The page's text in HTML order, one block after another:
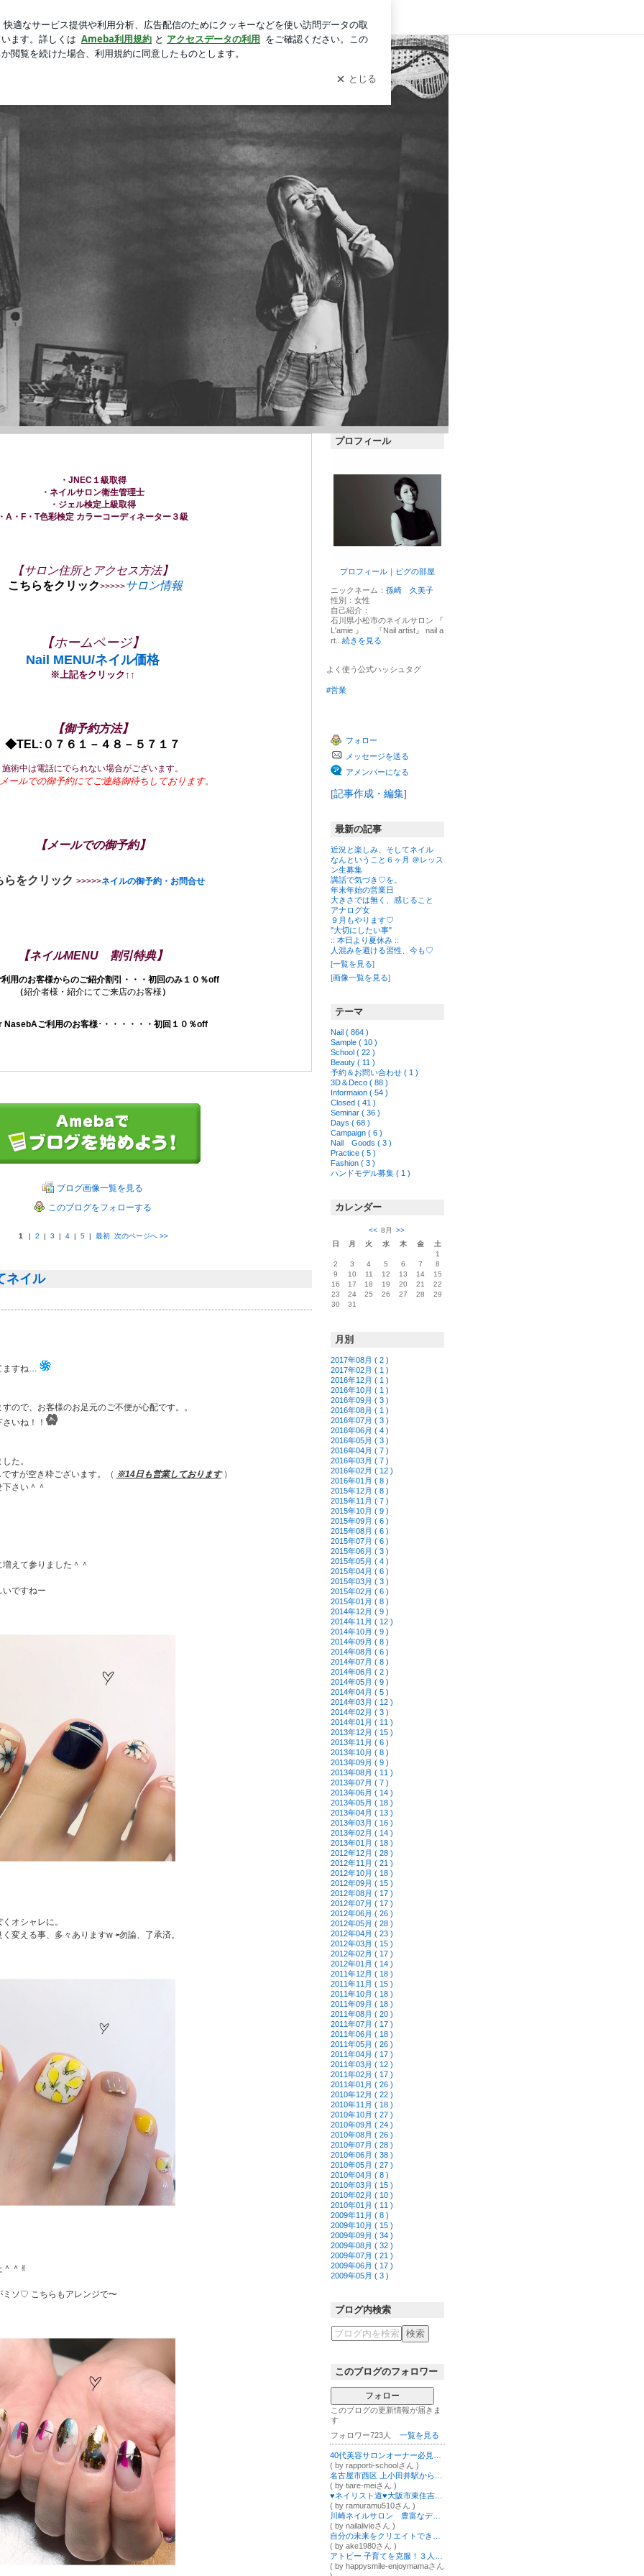
のコート
一部として提案するアーティスト。edgyでsensationalな作品で表現される世界観は、ミニマムでstylishな大人の
絶妙なアートセンスとバランシングを大切にして、石川県小松市にあるサロンにて発信中…
プロフィール
プロフィール ｜ ピグの部屋
ニックネーム： 孫崎 久美子
性別： 女性
自己紹介：
石川県小松市のネイルサロン 『
L'amie 』 『Nail artist』 nail a
rt... 続きを見る
よく使う公式ハッシュタグ
#営業
フォロー
メッセージを送る
アメンバーになる
[記事作成・編集]
最新の記事
近況と楽しみ、そしてネイル
なんということ６ヶ月 ＠レッス
ン生募集
講話で気づき♡を。
年末年始の営業日
大きさでは無く、感じること
アナログ女
９月もやります♡
"大切にしたい事"
:: 本日より夏休み ::
人混みを避ける習性、今も♡
[一覧を見る]
[画像一覧を見る]
テーマ
Nail ( 864 )
Sample ( 10 )
School ( 22 )
Beauty ( 11 )
予約＆お問い合わせ ( 1 )
3D＆Deco ( 88 )
Informaion ( 54 )
Closed ( 41 )
Seminar ( 36 )
Days ( 68 )
Campaign ( 6 )
Nail Goods ( 3 )
Practice ( 5 )
Fashion ( 3 )
ハンドモデル募集 ( 1 )
カレンダー
<< 8月
>>
日
月 火 水 木 金
土
1
2
3 4 5 6 7
8
9
10 11 12 13 14
15
16
17 18 19 20 21
22
23
24 25 26 27 28
29
30
31
月別
2017年08月 ( 2 )
2017年02月 ( 1 )
2016年12月 ( 1 )
2016年10月 ( 1 )
2016年09月 ( 3 )
2016年08月 ( 1 )
2016年07月 ( 3 )
2016年06月 ( 4 )
2016年05月 ( 3 )
2016年04月 ( 7 )
2016年03月 ( 7 )
2016年02月 ( 12 )
2016年01月 ( 8 )
2015年12月 ( 8 )
2015年11月 ( 7 )
2015年10月 ( 9 )
2015年09月 ( 6 )
2015年08月 ( 6 )
2015年07月 ( 6 )
2015年06月 ( 3 )
2015年05月 ( 4 )
2015年04月 ( 6 )
2015年03月 ( 3 )
2015年02月 ( 6 )
2015年01月 ( 8 )
2014年12月 ( 9 )
2014年11月 ( 12 )
2014年10月 ( 9 )
2014年09月 ( 8 )
2014年08月 ( 6 )
2014年07月 ( 8 )
2014年06月 ( 2 )
2014年05月 ( 9 )
2014年04月 ( 5 )
2014年03月 ( 12 )
2014年02月 ( 3 )
2014年01月 ( 11 )
2013年12月 ( 15 )
2013年11月 ( 6 )
2013年10月 ( 8 )
2013年09月 ( 9 )
2013年08月 ( 11 )
2013年07月 ( 7 )
2013年06月 ( 14 )
2013年05月 ( 18 )
2013年04月 ( 13 )
2013年03月 ( 16 )
2013年02月 ( 14 )
2013年01月 ( 18 )
2012年12月 ( 28 )
2012年11月 ( 21 )
2012年10月 ( 18 )
2012年09月 ( 15 )
2012年08月 ( 17 )
2012年07月 ( 17 )
2012年06月 ( 26 )
2012年05月 ( 28 )
2012年04月 ( 23 )
2012年03月 ( 15 )
2012年02月 ( 17 )
2012年01月 ( 14 )
2011年12月 ( 18 )
2011年11月 ( 15 )
2011年10月 ( 18 )
2011年09月 ( 18 )
2011年08月 ( 20 )
2011年07月 ( 17 )
2011年06月 ( 18 )
2011年05月 ( 26 )
2011年04月 ( 17 )
2011年03月 ( 12 )
2011年02月 ( 17 )
2011年01月 ( 26 )
2010年12月 ( 22 )
2010年11月 ( 18 )
2010年10月 ( 27 )
2010年09月 ( 24 )
2010年08月 ( 26 )
2010年07月 ( 28 )
2010年06月 ( 38 )
2010年05月 ( 27 )
2010年04月 ( 8 )
2010年03月 ( 15 )
2010年02月 ( 10 )
2010年01月 ( 11 )
2009年11月 ( 8 )
2009年10月 ( 15 )
2009年09月 ( 34 )
2009年08月 ( 32 )
2009年07月 ( 21 )
2009年06月 ( 17 )
2009年05月 ( 3 )
ブログ内検索
このブログのフォロワー
フォロー
このブログの更新情報が届きま
す
フォロワー723人
一覧を見る
( by rapporti-schoolさん )
( by tiare-meiさん )
( by ramuramu510さん )
( by nailalivieさん )
( by ake1980さん )
( by happysmile-enjoymamaさん
・JNEC１級取得
・ネイルサロン衛生管理士
・ジェル検定上級取得
・A・F・T色彩検定 カラーコーディネーター３級
【サロン住所とアクセス方法】
こちらをクリック>>>>>サロン情報
【ホームページ】
Nail MENU/ネイル価格
※上記をクリック↑↑
【御予約方法】
◆TEL:０７６１－４８－５７１７
施術中は電話にでられない場合がございます。
ールでの御予約にてご連絡御待ちしております。
【メールでの御予約】
らをクリック >>>>>ネイルの御予約・お問合せ
【ネイルMENU 割引特典】
用のお客様からのご紹介割引
・・・初回のみ１０％off
（紹介者様・紹介にてご来店のお客様）
NasebAご利用のお客様･・・・・・・初回１０％off
ブログ画像一覧を見る
このブログをフォローする
1 | 2 | 3 | 4 | 5 | 最初 次のページへ >>
ネイル
ますね…
ので、お客様のお足元のご不便が心配です。。
いね！！
た。
すが空き枠ございます。（ ※14日も営業しております）
さい＾＾
増えて参りました＾＾
いですねー
オシャレに。
変える事、多々ありますw ⇦勿論、了承済。
＾＾✌︎
ミソ♡ こちらもアレンジで〜